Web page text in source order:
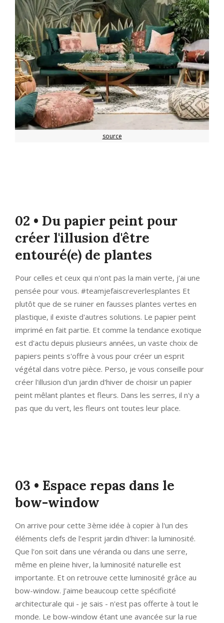
source
02 • Du papier peint pour
créer l'illusion d'être
entouré(e) de plantes
Pour celles et ceux qui n'ont pas la main verte, j'ai une
pensée pour vous. #teamjefaiscreverlesplantes Et
plutôt que de se ruiner en fausses plantes vertes en
plastique, il existe d'autres solutions. Le papier peint
imprimé en fait partie. Et comme la tendance exotique
est d'actu depuis plusieurs années, un vaste choix de
papiers peints s'offre à vous pour créer un esprit
végétal dans votre pièce. Perso, je vous conseille pour
créer l'illusion d'un jardin d'hiver de choisir un papier
peint mêlant plantes et fleurs. Dans les serres, il n'y a
pas que du vert, les fleurs ont toutes leur place.
03 • Espace repas dans le
bow-window
On arrive pour cette 3ème idée à copier à l'un des
éléments clefs de l'esprit jardin d'hiver: la luminosité.
Que l'on soit dans une véranda ou dans une serre,
même en pleine hiver, la luminosité naturelle est
importante. Et on retrouve cette luminosité grâce au
bow-window. J'aime beaucoup cette spécificité
architecturale qui - je sais - n'est pas offerte à tout le
monde. Le bow-window étant une avancée sur la rue